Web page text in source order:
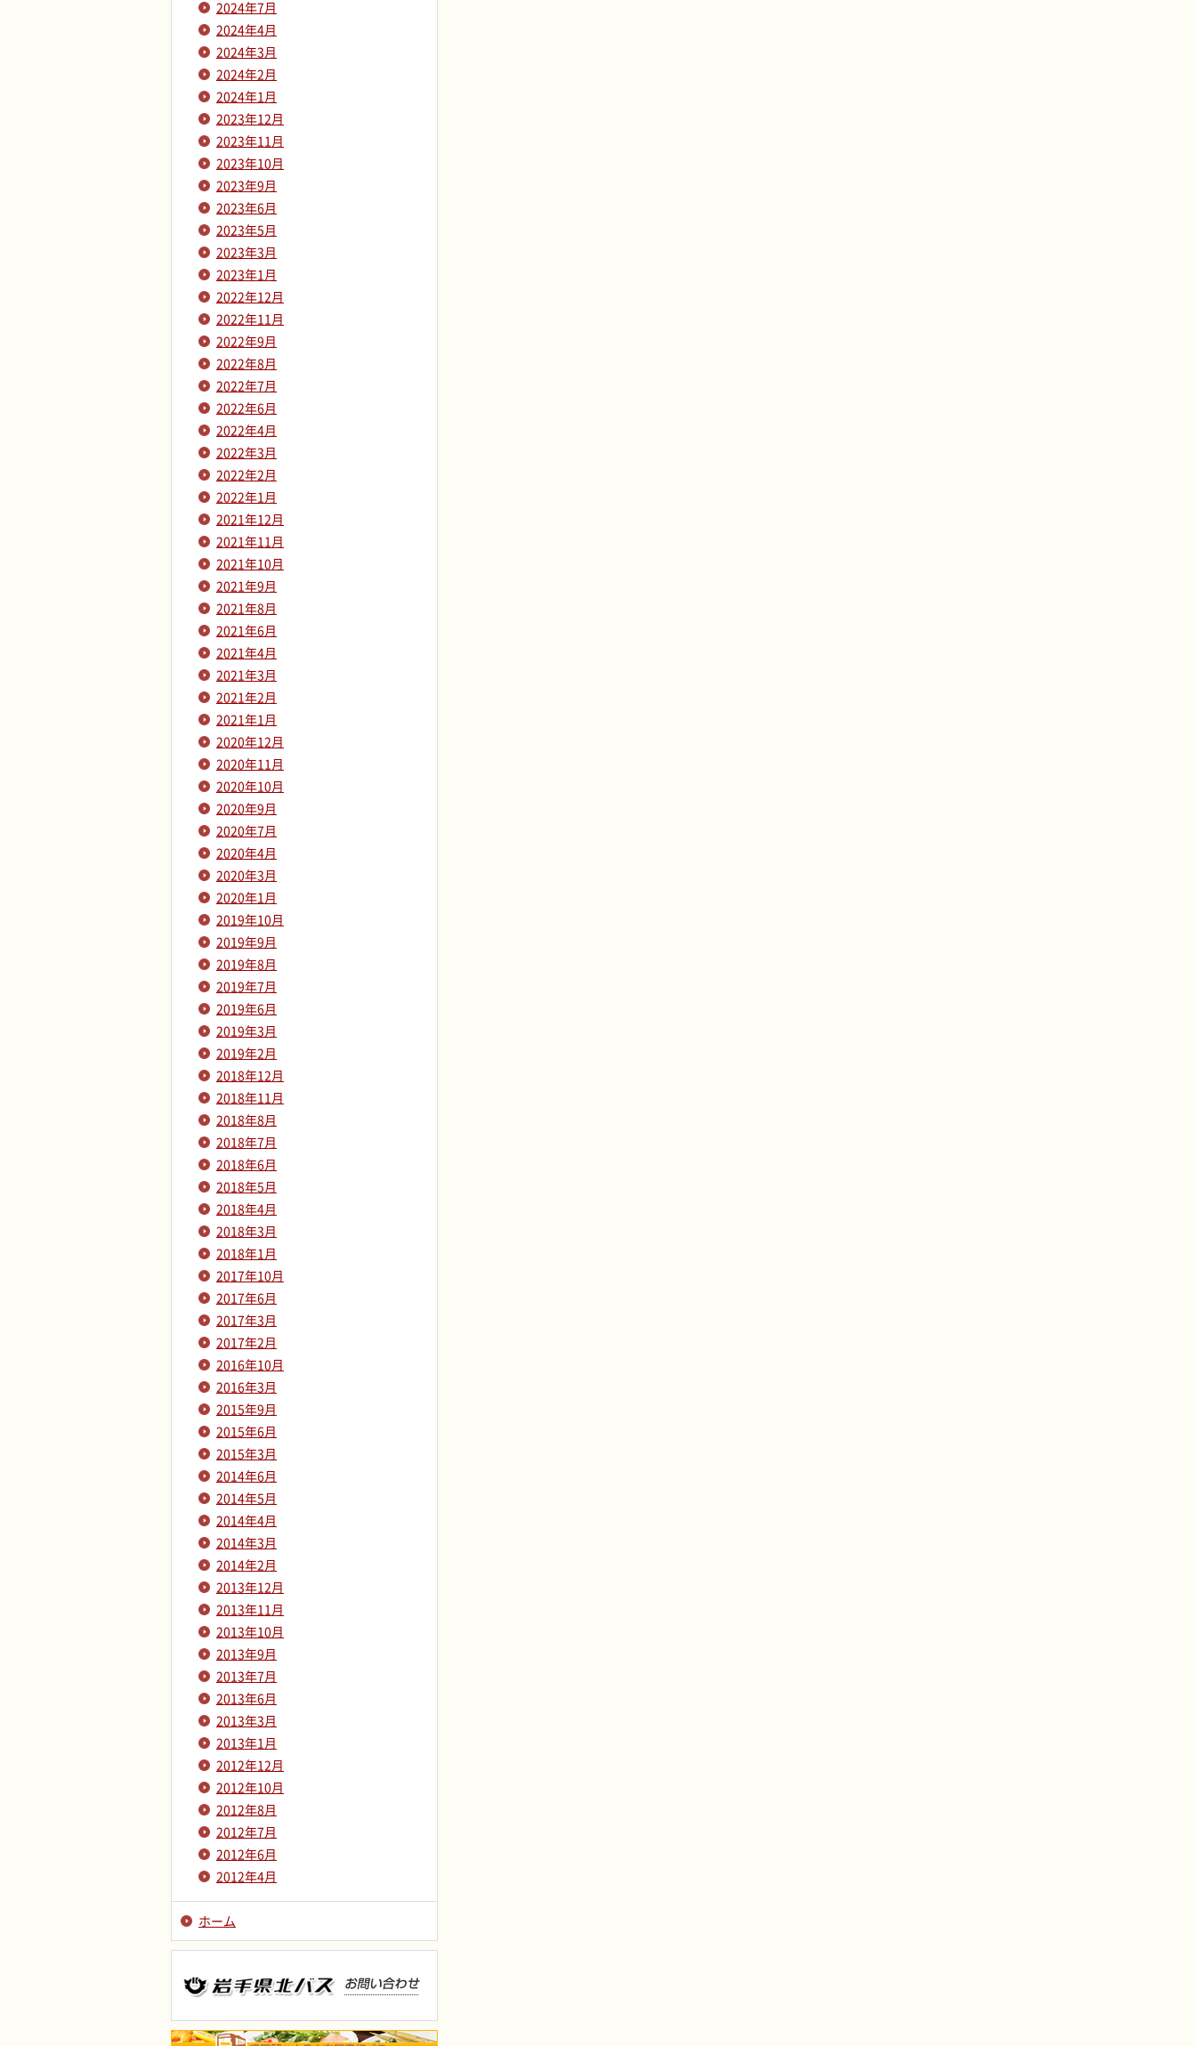
2024年7月
2024年4月
2024年3月
2024年2月
2024年1月
2023年12月
2023年11月
2023年10月
2023年9月
2023年6月
2023年5月
2023年3月
2023年1月
2022年12月
2022年11月
2022年9月
2022年8月
2022年7月
2022年6月
2022年4月
2022年3月
2022年2月
2022年1月
2021年12月
2021年11月
2021年10月
2021年9月
2021年8月
2021年6月
2021年4月
2021年3月
2021年2月
2021年1月
2020年12月
2020年11月
2020年10月
2020年9月
2020年7月
2020年4月
2020年3月
2020年1月
2019年10月
2019年9月
2019年8月
2019年7月
2019年6月
2019年3月
2019年2月
2018年12月
2018年11月
2018年8月
2018年7月
2018年6月
2018年5月
2018年4月
2018年3月
2018年1月
2017年10月
2017年6月
2017年3月
2017年2月
2016年10月
2016年3月
2015年9月
2015年6月
2015年3月
2014年6月
2014年5月
2014年4月
2014年3月
2014年2月
2013年12月
2013年11月
2013年10月
2013年9月
2013年7月
2013年6月
2013年3月
2013年1月
2012年12月
2012年10月
2012年8月
2012年7月
2012年6月
2012年4月
ホーム